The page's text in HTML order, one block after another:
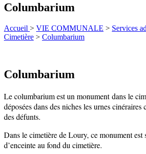
Columbarium
Accueil > VIE COMMUNALE > Services
Cimetière > Columbarium
Columbarium
Le columbarium est un monument dans le
déposées dans des niches les urnes cinéraires
des défunts.
Dans le cimetière de Loury, ce monument
d’enceinte au fond du cimetière.